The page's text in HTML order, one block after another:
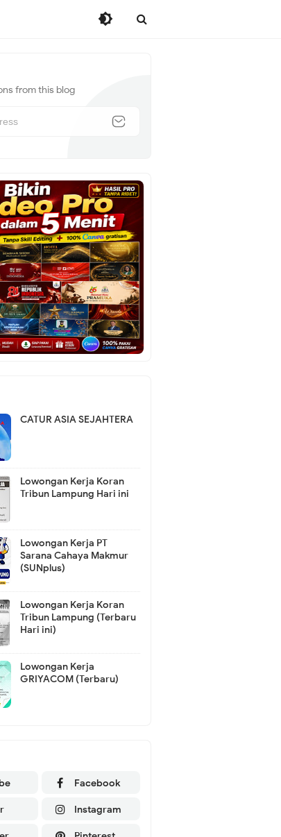
from this blog
CATUR ASIA SEJAHTERA
Lowongan Kerja Koran
Tribun Lampung Hari ini
Lowongan Kerja PT
Sarana Cahaya Makmur
(SUNplus)
Lowongan Kerja Koran
Tribun Lampung (Terbaru
Hari ini)
Lowongan Kerja
GRIYACOM (Terbaru)
Facebook
Instagram